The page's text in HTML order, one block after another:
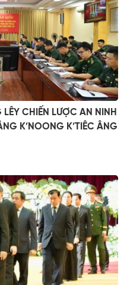
CHIẾN LƯỢC AN NINH
K’NOONG K’TIÊC ÂNG